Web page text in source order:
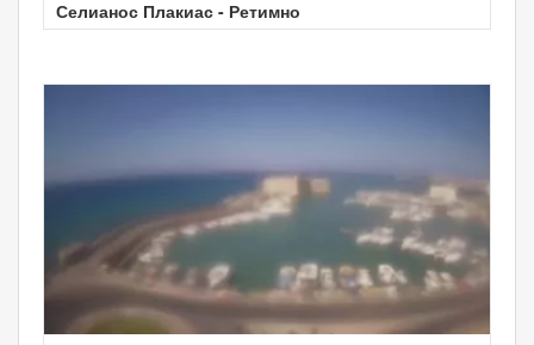
Селианос Плакиас - Ретимно